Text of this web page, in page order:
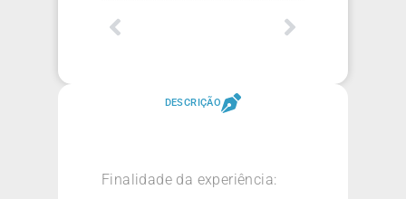
DESCRIÇÃO
Finalidade da experiência: